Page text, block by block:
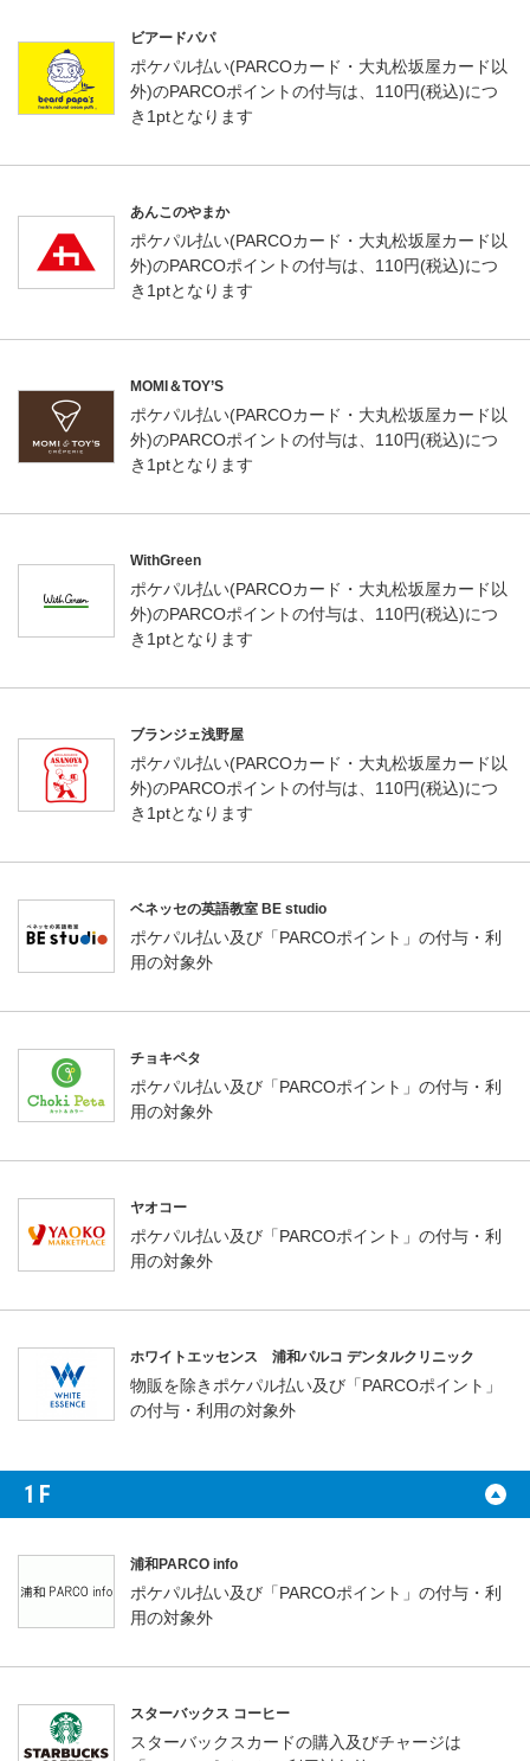
ビアードパパ
ポケパル払い(PARCOカード・大丸松坂屋カード以
外)のPARCOポイントの付与は、110円(税込)につ
き1ptとなります
あんこのやまか
ポケパル払い(PARCOカード・大丸松坂屋カード以
外)のPARCOポイントの付与は、110円(税込)につ
き1ptとなります
MOMI＆TOY’S
ポケパル払い(PARCOカード・大丸松坂屋カード以
外)のPARCOポイントの付与は、110円(税込)につ
き1ptとなります
WithGreen
ポケパル払い(PARCOカード・大丸松坂屋カード以
外)のPARCOポイントの付与は、110円(税込)につ
き1ptとなります
ブランジェ浅野屋
ポケパル払い(PARCOカード・大丸松坂屋カード以
外)のPARCOポイントの付与は、110円(税込)につ
き1ptとなります
ベネッセの英語教室 BE studio
ポケパル払い及び「PARCOポイント」の付与・利
用の対象外
チョキペタ
ポケパル払い及び「PARCOポイント」の付与・利
用の対象外
ヤオコー
ポケパル払い及び「PARCOポイント」の付与・利
用の対象外
ホワイトエッセンス 浦和パルコ デンタルクリニック
物販を除きポケパル払い及び「PARCOポイント」
の付与・利用の対象外
1F
浦和PARCO info
ポケパル払い及び「PARCOポイント」の付与・利
用の対象外
スターバックス コーヒー
スターバックスカードの購入及びチャージは